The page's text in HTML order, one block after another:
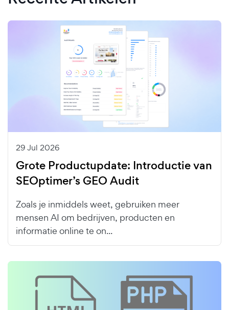
29 Jul 2026
Grote Productupdate: Introductie van
SEOptimer’s GEO Audit
Zoals je inmiddels weet, gebruiken meer
mensen AI om bedrijven, producten en
informatie online te on...